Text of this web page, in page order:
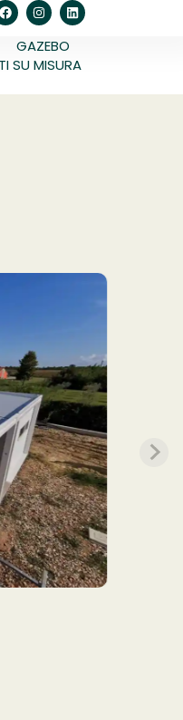
GAZEBO
SU MISURA